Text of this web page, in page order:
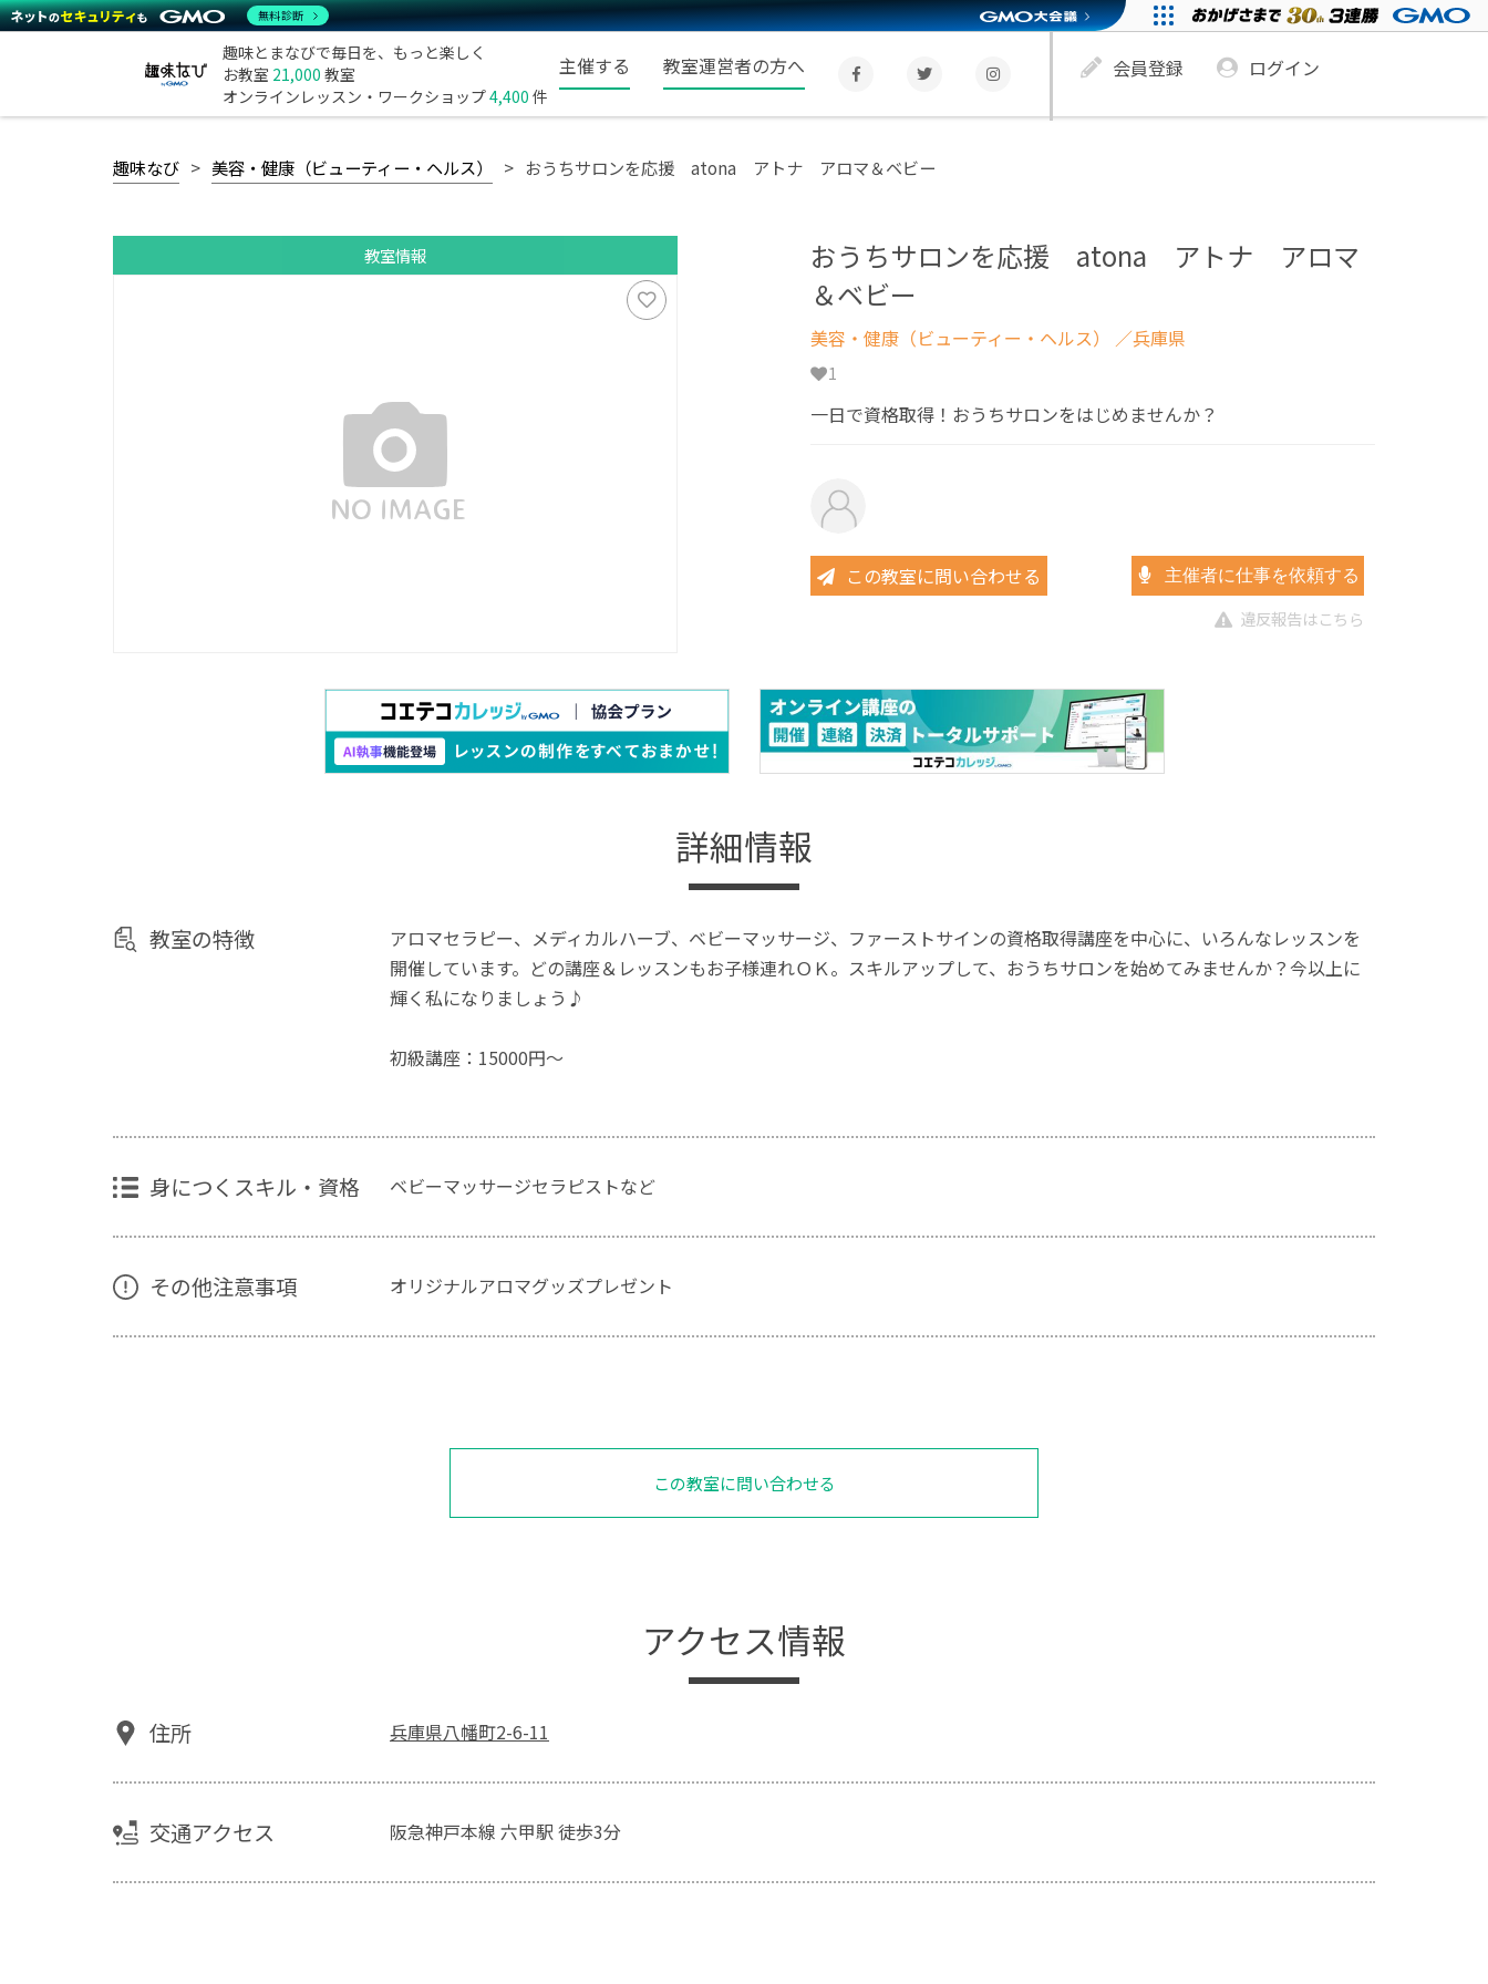
趣味とまなびで毎日を、もっと楽しく
お教室 21,000 教室
オンラインレッスン・ワークショップ4,400 件
主催する 教室運営者の方へ 会員登録 ログイン
趣味なび 美容・健康（ビューティー・ヘルス） おうちサロンを応援 atona アトナ アロマ＆ベビー
教室情報
おうちサロンを応援 atona アトナ アロマ
＆ベビー
美容・健康（ビューティー・ヘルス） ／兵庫県
1
一日で資格取得！おうちサロンをはじめませんか？
この教室に問い合わせる 主催者に仕事を依頼する
違反報告はこちら
詳細情報
教室の特徴
アロマセラピー、メディカルハーブ、ベビーマッサージ、ファーストサインの資格取得講座を中心に、いろんなレッスンを
開催しています。どの講座＆レッスンもお子様連れＯＫ。スキルアップして、おうちサロンを始めてみませんか？今以上に
輝く私になりましょう♪
初級講座：15000円～
身につくスキル・資格 ベビーマッサージセラピストなど
その他注意事項 オリジナルアロマグッズプレゼント
この教室に問い合わせる
アクセス情報
住所 兵庫県八幡町2-6-11
交通アクセス 阪急神戸本線 六甲駅 徒歩3分
無料診断